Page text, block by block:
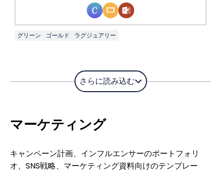
グリーン ゴールド ラグジュアリー
さらに読み込む
マーケティング
キャンペーン計画、インフルエンサーのポートフォリ
オ、SNS戦略、マーケティング資料向けのテンプレー